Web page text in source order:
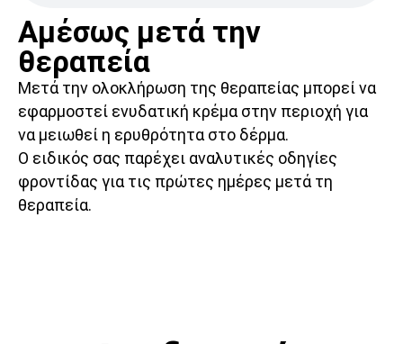
Αμέσως μετά την
θεραπεία
Μετά την ολοκλήρωση της θεραπείας μπορεί να
εφαρμοστεί ενυδατική κρέμα στην περιοχή για
να μειωθεί η ερυθρότητα στο δέρμα.
Ο ειδικός σας παρέχει αναλυτικές οδηγίες
φροντίδας για τις πρώτες ημέρες μετά τη
θεραπεία.